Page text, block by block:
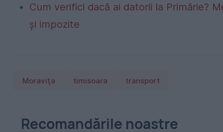
Cum verifici dacă ai datorii la Primărie?
și impozite
Moraviţa timisoara transport
Recomandările noastre